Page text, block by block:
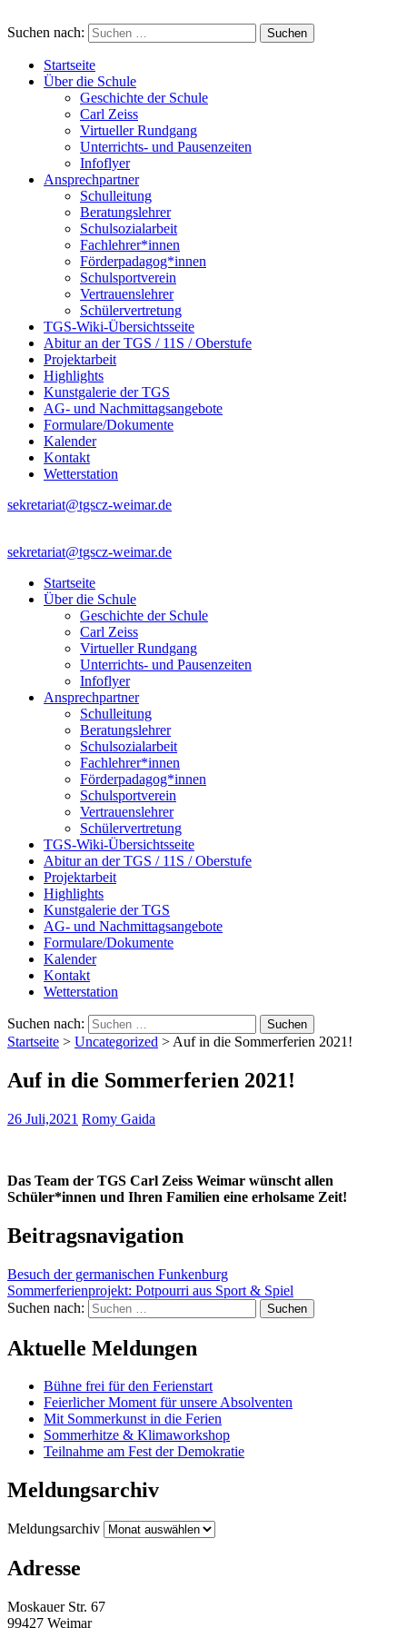
Suchen nach:
Startseite
Über die Schule
Geschichte der Schule
Carl Zeiss
Virtueller Rundgang
Unterrichts- und Pausenzeiten
Infoflyer
Ansprechpartner
Schulleitung
Beratungslehrer
Schulsozialarbeit
Fachlehrer*innen
Förderpadagog*innen
Schulsportverein
Vertrauenslehrer
Schülervertretung
TGS-Wiki-Übersichtsseite
Abitur an der TGS / 11S / Oberstufe
Projektarbeit
Highlights
Kunstgalerie der TGS
AG- und Nachmittagsangebote
Formulare/Dokumente
Kalender
Kontakt
Wetterstation
sekretariat@tgscz-weimar.de
sekretariat@tgscz-weimar.de
Startseite
Über die Schule
Geschichte der Schule
Carl Zeiss
Virtueller Rundgang
Unterrichts- und Pausenzeiten
Infoflyer
Ansprechpartner
Schulleitung
Beratungslehrer
Schulsozialarbeit
Fachlehrer*innen
Förderpadagog*innen
Schulsportverein
Vertrauenslehrer
Schülervertretung
TGS-Wiki-Übersichtsseite
Abitur an der TGS / 11S / Oberstufe
Projektarbeit
Highlights
Kunstgalerie der TGS
AG- und Nachmittagsangebote
Formulare/Dokumente
Kalender
Kontakt
Wetterstation
Suchen nach:
Startseite > Uncategorized > Auf in die Sommerferien 2021!
Auf in die Sommerferien 2021!
26 Juli,2021 Romy Gaida
Das Team der TGS Carl Zeiss Weimar wünscht allen
Schüler*innen und Ihren Familien eine erholsame Zeit!
Beitragsnavigation
Besuch der germanischen Funkenburg
Sommerferienprojekt: Potpourri aus Sport & Spiel
Suchen nach:
Aktuelle Meldungen
Bühne frei für den Ferienstart
Feierlicher Moment für unsere Absolventen
Mit Sommerkunst in die Ferien
Sommerhitze & Klimaworkshop
Teilnahme am Fest der Demokratie
Meldungsarchiv
Meldungsarchiv
Adresse
Moskauer Str. 67
99427 Weimar